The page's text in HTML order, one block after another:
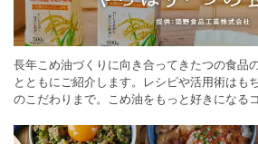
長年こめ油づくりに向き合ってきたつの食品
とともにご紹介します。レシピや活用術はも
のこだわりまで。こめ油をもっと好きになる